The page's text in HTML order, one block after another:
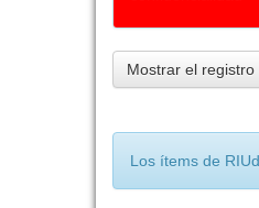
Mostrar el
Los ítems de